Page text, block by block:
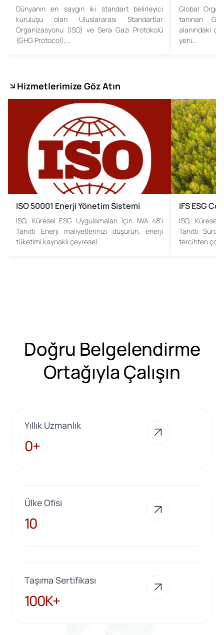
Dünyanın en saygın iki standart belirleyici
kuruluşu olan Uluslararası Standartlar
Organizasyonu (ISO) ve Sera Gazı Protokolü
(GHG Protocol),…
Global
tanınan
alanındaki
yeni…
Hizmetlerimize Göz Atın
ISO 50001 Enerji Yönetim Sistemi
ISO, Küresel ESG Uygulamaları İçin IWA 48’i
Tanıttı Enerji maliyetlerinizi düşürün, enerji
tüketimi kaynaklı çevresel…
IFS ESG
ISO, Küresel
Tanıttı
tercihten
Doğru Belgelendirme
Ortağıyla Çalışın
Yıllık Uzmanlık
28+
0+
Ülke Ofisi
10
10
Taşıma Sertifikası
100K+
100K+